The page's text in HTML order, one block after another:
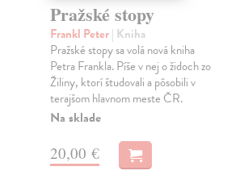
Pražské stopy
Frankl Peter| Kniha
Pražské stopy sa volá nová kniha
Petra Frankla. Píše v nej o židoch zo
Žiliny, ktorí študovali a pôsobili v
terajšom hlavnom meste ČR.
Na sklade
20,00 €